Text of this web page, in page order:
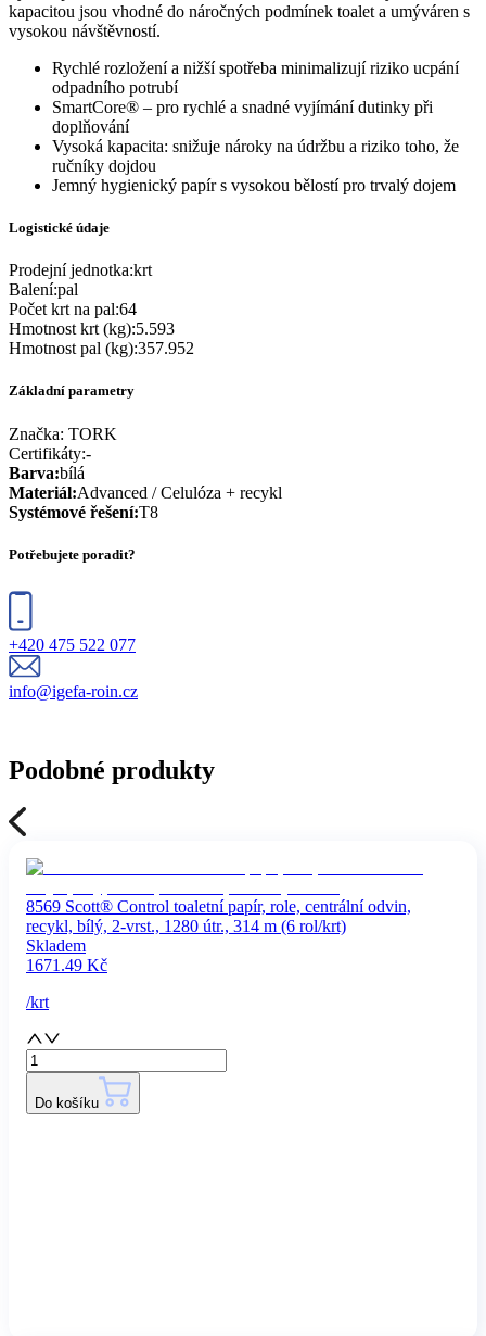
kapacitou jsou vhodné do náročných podmínek toalet a umýváren s
vysokou návštěvností.
Rychlé rozložení a nižší spotřeba minimalizují riziko ucpání
odpadního potrubí
SmartCore® – pro rychlé a snadné vyjímání dutinky při
doplňování
Vysoká kapacita: snižuje nároky na údržbu a riziko toho, že
ručníky dojdou
Jemný hygienický papír s vysokou bělostí pro trvalý dojem
Logistické údaje
Prodejní jednotka:krt
Balení:pal
Počet krt na pal:64
Hmotnost krt (kg):5.593
Hmotnost pal (kg):357.952
Základní parametry
Značka: TORK
Certifikáty:-
Barva:bílá
Materiál:Advanced / Celulóza + recykl
Systémové řešení:T8
Potřebujete poradit?
+420 475 522 077
info@igefa-roin.cz
Podobné produkty
8569 Scott® Control toaletní papír, role, centrální odvin,
recykl, bílý, 2-vrst., 1280 útr., 314 m (6 rol/krt)
Skladem
1671.49 Kč
/krt
Do košíku